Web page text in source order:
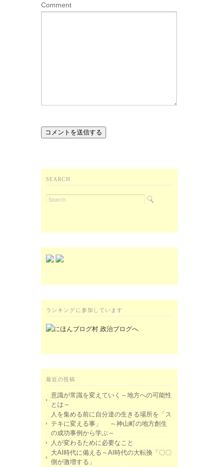
Comment
SEARCH
ランキングに参加しています
最近の投稿
意識が常識を変えていく～地方への可能性
とは～
人を集める前に自分達の生きる場所を「ス
テキに変える事」 ～神山町の地方創生
の成功事例から学ぶ～
人が変わるために必要なこと
大AI時代に備える～AI時代の大転換「〇〇
側が激増する」